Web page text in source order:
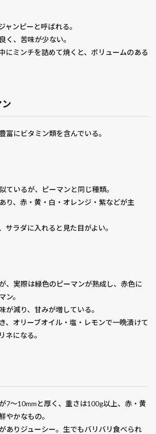
ャンピーと呼ばれる。
く、苦味が少ない。
にミンチを詰めて焼くと、ボリュームのある
富にビタミン類を含んでいる。
ているが、ピーマンと同じ種類。
り、赤・黄・白・オレンジ・紫などが主
サラダに入れると見た目がよい。
、実際は緑色のピーマンが熟成し、赤色に
ン。
が減り、甘みが増している。
、オリーブオイル・塩・レモンで一晩漬けて
ネになる。
7～10mmと厚く、重さは100g以上、赤・黄
やかなもの。
ありジューシー。生でもバリバリ食べられ